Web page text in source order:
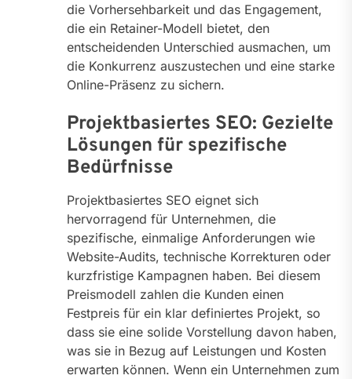
die Vorhersehbarkeit und das Engagement,
die ein Retainer-Modell bietet, den
entscheidenden Unterschied ausmachen, um
die Konkurrenz auszustechen und eine starke
Online-Präsenz zu sichern.
Projektbasiertes SEO: Gezielte
Lösungen für spezifische
Bedürfnisse
Projektbasiertes SEO eignet sich
hervorragend für Unternehmen, die
spezifische, einmalige Anforderungen wie
Website-Audits, technische Korrekturen oder
kurzfristige Kampagnen haben. Bei diesem
Preismodell zahlen die Kunden einen
Festpreis für ein klar definiertes Projekt, so
dass sie eine solide Vorstellung davon haben,
was sie in Bezug auf Leistungen und Kosten
erwarten können. Wenn ein Unternehmen zum